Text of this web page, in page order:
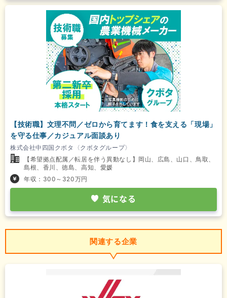
【技術職】文理不問／ゼロから育てます！食を支える「現場」
を守る仕事／カジュアル面談あり
株式会社中四国クボタ〈クボタグループ〉
【希望拠点配属／転居を伴う異動なし】岡山、広島、山口、鳥取、
島根、香川、徳島、高知、愛媛
年収：300～320万円
気になる
関連する企業